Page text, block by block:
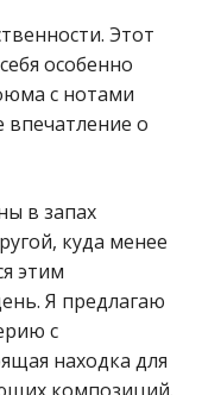
Этот
особенно
с нотами
впечатление о
в запах
куда менее
этим
Я предлагаю
с
находка для